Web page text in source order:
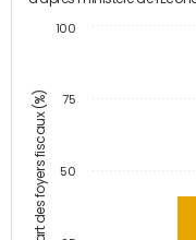
Part des foyers fiscaux (%) 50
75
100